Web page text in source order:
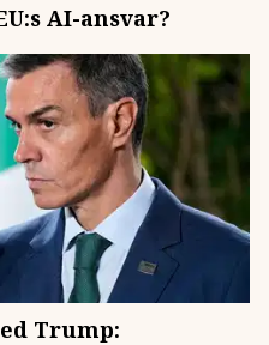
AI-ansvar?
Trump: